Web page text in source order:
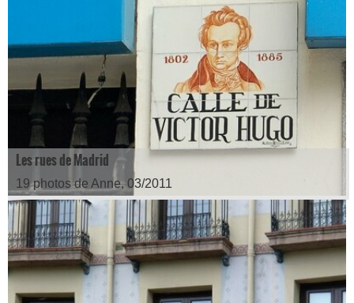
Les rues de Madrid
19 photos de Anne, 03/2011